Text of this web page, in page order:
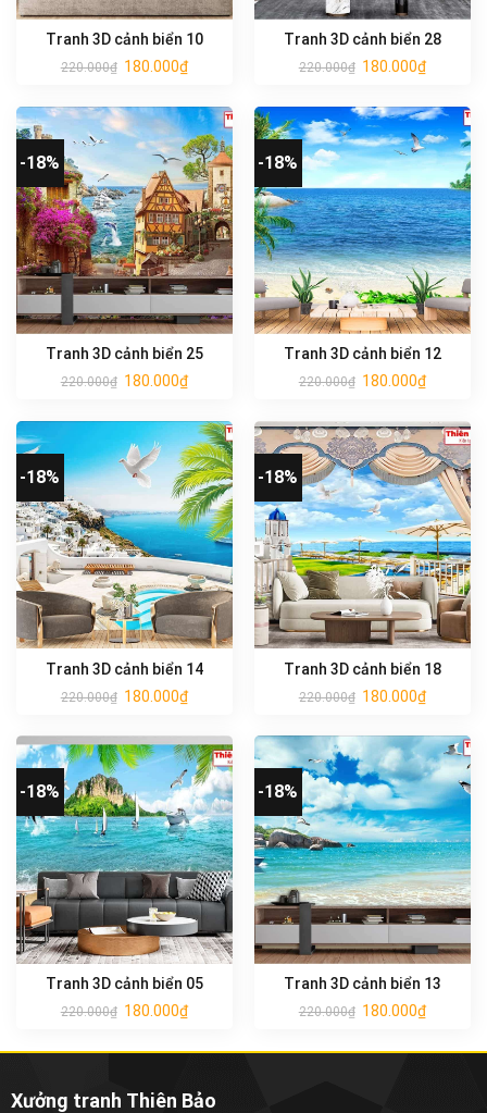
Tranh 3D cảnh biển 10
220.000₫ 180.000₫
Tranh 3D cảnh biển 28
220.000₫ 180.000₫
-18%
Tranh 3D cảnh biển 25
220.000₫ 180.000₫
-18%
Tranh 3D cảnh biển 12
220.000₫ 180.000₫
-18%
Tranh 3D cảnh biển 14
220.000₫ 180.000₫
-18%
Tranh 3D cảnh biển 18
220.000₫ 180.000₫
-18%
Tranh 3D cảnh biển 05
220.000₫ 180.000₫
-18%
Tranh 3D cảnh biển 13
220.000₫ 180.000₫
Xưởng tranh Thiên Bảo